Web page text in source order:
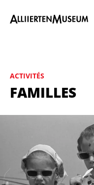
ACTIVITÉS
FAMILLES